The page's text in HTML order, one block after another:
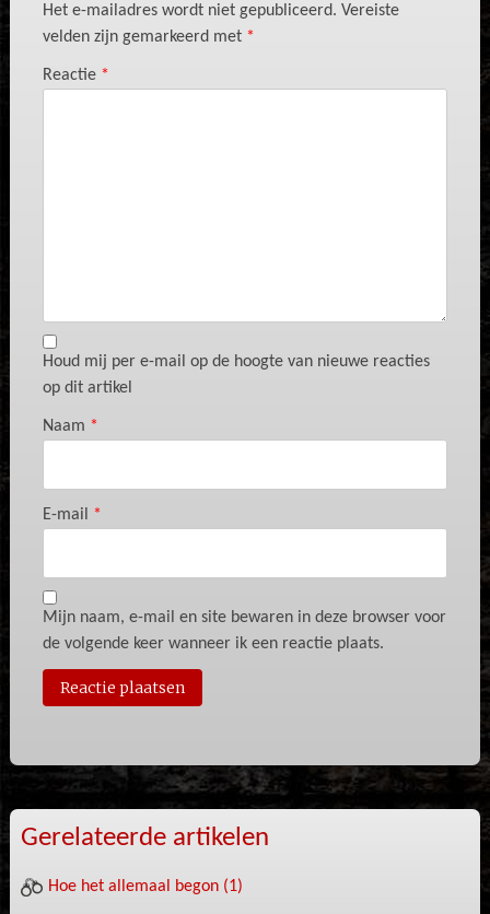
Het e-mailadres wordt niet gepubliceerd. Vereiste
velden zijn gemarkeerd met *
Reactie *
Houd mij per e-mail op de hoogte van nieuwe reacties
op dit artikel
Naam *
E-mail *
Mijn naam, e-mail en site bewaren in deze browser voor
de volgende keer wanneer ik een reactie plaats.
Gerelateerde artikelen
Hoe het allemaal begon (1)